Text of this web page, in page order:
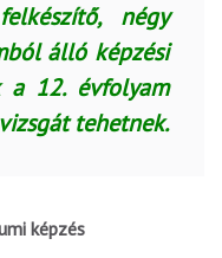
négy
álló képzési
12. évfolyam
tehetnek.
képzés